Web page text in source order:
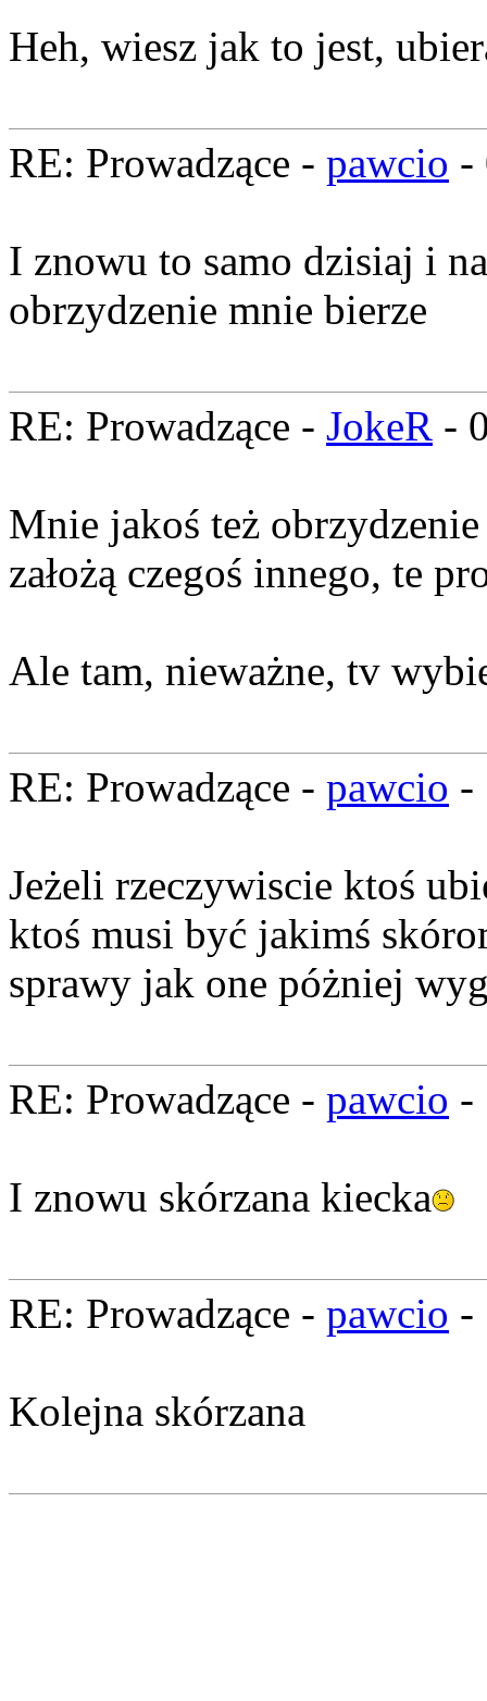
Heh, wiesz jak to jest,
RE: Prowadzące - pawcio -
I znowu to samo dzisiaj i
obrzydzenie mnie bierze
RE: Prowadzące - JokeR -
Mnie jakoś też
założą czegoś innego, te
Ale tam, nieważne, tv
RE: Prowadzące - pawcio -
Jeżeli rzeczywiscie ktoś
ktoś musi być jakimś
sprawy jak one póżniej
RE: Prowadzące - pawcio -
I znowu skórzana kiecka
RE: Prowadzące - pawcio -
Kolejna skórzana